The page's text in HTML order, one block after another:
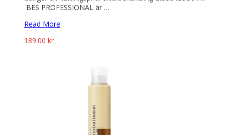
BES PROFESSIONAL är …
Read More
189.00 kr